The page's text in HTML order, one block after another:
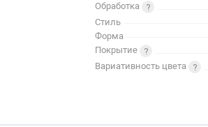
Обработка
Стиль
Форма
Покрытие
Вариативность цвета